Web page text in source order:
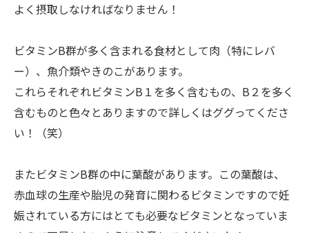
よく摂取しなければなりません！
ビタミンB群が多く含まれる食材として肉（特にレバ
ー）、魚介類やきのこがあります。
これらそれぞれビタミンB１を多く含むもの、B２を多く
含むものと色々とありますので詳しくはググってくださ
い！（笑）
またビタミンB群の中に葉酸があります。この葉酸は、
赤血球の生産や胎児の発育に関わるビタミンですので妊
娠されている方にはとても必要なビタミンとなっていま